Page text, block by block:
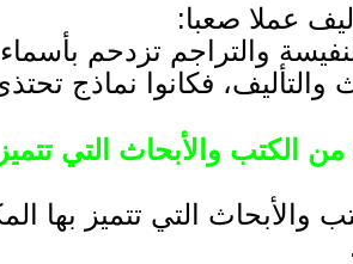
عملا صعبا:
والتراجم تزدحم بأسماء
والتأليف، فكانوا نماذج
الكتب والأبحاث التي تتميز
والأبحاث التي تتميز بها